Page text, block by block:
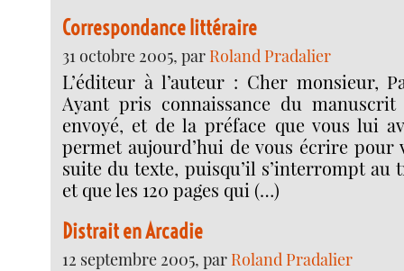
Correspondance littéraire
31 octobre 2005, par Roland Pradalier
L’éditeur à l’auteur : Cher monsieur,
Ayant pris connaissance du manuscrit
envoyé, et de la préface que vous lui
permet aujourd’hui de vous écrire pour
suite du texte, puisqu’il s’interrompt au
et que les 120 pages qui (…)
Distrait en Arcadie
12 septembre 2005, par Roland Pradalier